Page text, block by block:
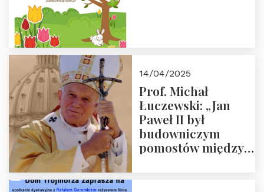
14/04/2025
Prof. Michał
Łuczewski: „Jan
Paweł II był
budowniczym
pomostów między